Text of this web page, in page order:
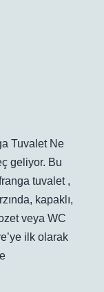
Tuvalet Ne
geliyor. Bu
tuvalet ,
kapaklı,
veya WC
ilk olarak